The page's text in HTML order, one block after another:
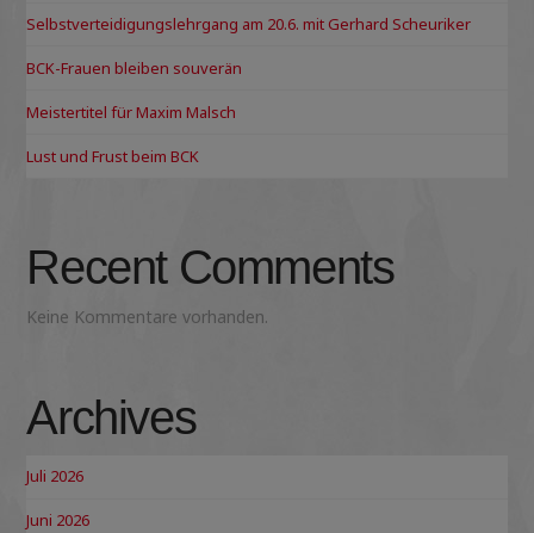
Selbstverteidigungslehrgang am 20.6. mit Gerhard Scheuriker
BCK-Frauen bleiben souverän
Meistertitel für Maxim Malsch
Lust und Frust beim BCK
Recent Comments
Keine Kommentare vorhanden.
Archives
Juli 2026
Juni 2026